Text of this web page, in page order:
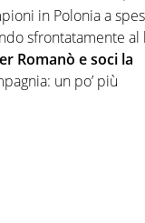
in Polonia a
sfrontatamente al
Romanò e soci la
un po’ più